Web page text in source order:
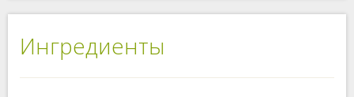
Ингредиенты